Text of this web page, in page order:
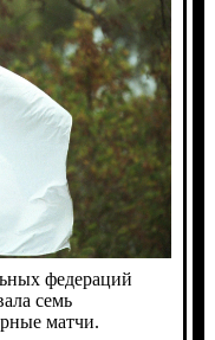
федераций
семь
матчи.